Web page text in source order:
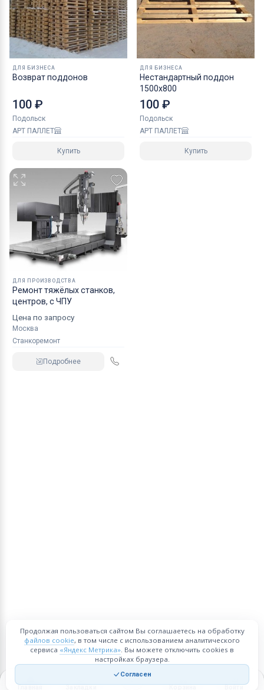
ДЛЯ БИЗНЕСА
Возврат поддонов
100 ₽
Подольск
АРТ ПАЛЛЕТ
Купить
ДЛЯ БИЗНЕСА
Нестандартный поддон
1500х800
100 ₽
Подольск
АРТ ПАЛЛЕТ
Купить
ДЛЯ ПРОИЗВОДСТВА
Ремонт тяжёлых станков,
центров, с ЧПУ
Цена по запросу
Москва
Станкоремонт
Подробнее
Главная Закладки Корзина Войти
Продолжая пользоваться сайтом Вы соглашаетесь на обработку
файлов cookie, в том числе с использованием аналитического
сервиса «Яндекс Метрика». Вы можете отключить cookies в
настройках браузера.
Согласен